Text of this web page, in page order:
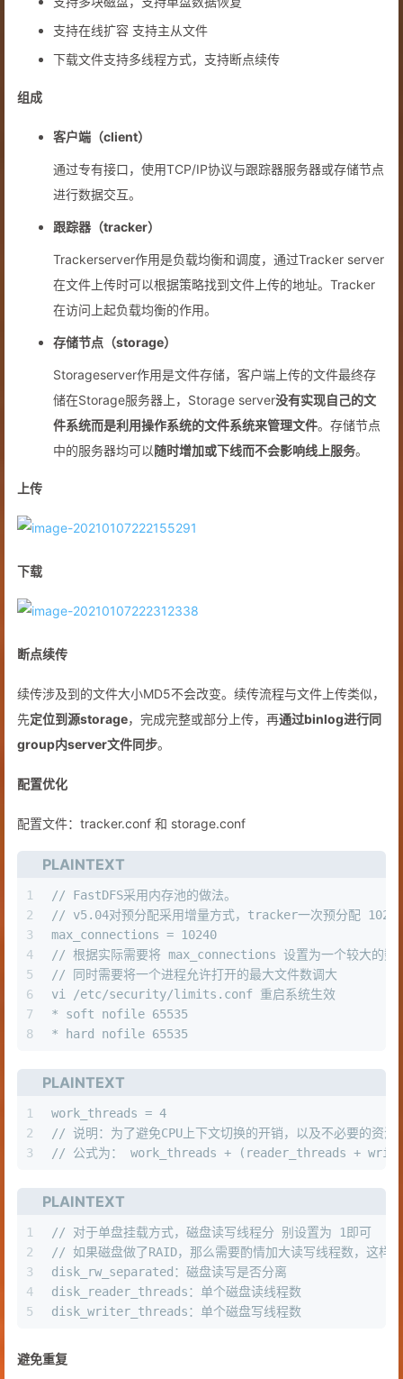
支持在线扩容 支持主从文件
下载文件支持多线程方式，支持断点续传
组成
客户端（client）
通过专有接口，使用TCP/IP协议与跟踪器服务器或存储节点
进行数据交互。
跟踪器（tracker）
Trackerserver作用是负载均衡和调度，通过Tracker server
在文件上传时可以根据策略找到文件上传的地址。Tracker
在访问上起负载均衡的作用。
存储节点（storage）
Storageserver作用是文件存储，客户端上传的文件最终存
储在Storage服务器上，Storage server没有实现自己的文
件系统而是利用操作系统的文件系统来管理文件。存储节点
中的服务器均可以随时增加或下线而不会影响线上服务。
上传
下载
断点续传
续传涉及到的文件大小MD5不会改变。续传流程与文件上传类似，
先定位到源storage，完成完整或部分上传，再通过binlog进行同
group内server文件同步。
配置优化
配置文件：tracker.conf 和 storage.conf
PLAINTEXT
1
2
3
4
5
6
7
8
// FastDFS采用内存池的做法。
// v5.04对预分配采用增量方式，tracker一次预分配 1024
max_connections = 10240
// 根据实际需要将 max_connections 设置为一个较大的数
// 同时需要将一个进程允许打开的最大文件数调大
vi /etc/security/limits.conf 重启系统生效
* soft nofile 65535
* hard nofile 65535
PLAINTEXT
1
2
3
work_threads = 4
// 说明：为了避免CPU上下文切换的开销，以及不必要的资源
// 公式为： work_threads + (reader_threads +
PLAINTEXT
1
2
3
4
5
// 对于单盘挂载方式，磁盘读写线程分 别设置为 1即可
// 如果磁盘做了RAID，那么需要酌情加大读写线程数，这样
disk_rw_separated：磁盘读写是否分离
disk_reader_threads：单个磁盘读线程数
disk_writer_threads：单个磁盘写线程数
避免重复